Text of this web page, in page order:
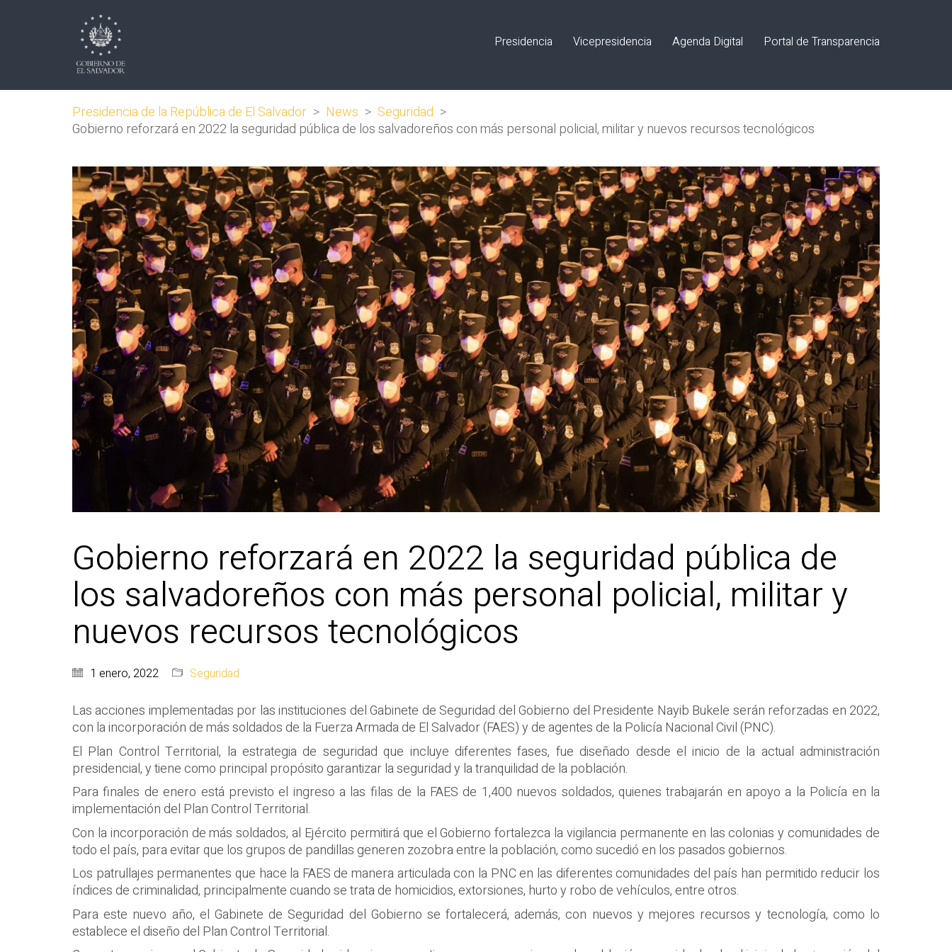
Presidencia Vicepresidencia Agenda Digital Portal de Transparencia
Presidencia de la República de El Salvador > News > Seguridad >
Gobierno reforzará en 2022 la seguridad pública de los salvadoreños con más personal policial, militar y nuevos recursos tecnológicos
Gobierno reforzará en 2022 la seguridad pública de
los salvadoreños con más personal policial, militar y
nuevos recursos tecnológicos
1 enero, 2022 Seguridad
Las acciones implementadas por las instituciones del Gabinete de Seguridad del Gobierno del Presidente Nayib Bukele serán reforzadas en 2022,
con la incorporación de más soldados de la Fuerza Armada de El Salvador (FAES) y de agentes de la Policía Nacional Civil (PNC).
El Plan Control Territorial, la estrategia de seguridad que incluye diferentes fases, fue diseñado desde el inicio de la actual administración
presidencial, y tiene como principal propósito garantizar la seguridad y la tranquilidad de la población.
Para finales de enero está previsto el ingreso a las filas de la FAES de 1,400 nuevos soldados, quienes trabajarán en apoyo a la Policía en la
implementación del Plan Control Territorial.
Con la incorporación de más soldados, al Ejército permitirá que el Gobierno fortalezca la vigilancia permanente en las colonias y comunidades de
todo el país, para evitar que los grupos de pandillas generen zozobra entre la población, como sucedió en los pasados gobiernos.
Los patrullajes permanentes que hace la FAES de manera articulada con la PNC en las diferentes comunidades del país han permitido reducir los
índices de criminalidad, principalmente cuando se trata de homicidios, extorsiones, hurto y robo de vehículos, entre otros.
Para este nuevo año, el Gabinete de Seguridad del Gobierno se fortalecerá, además, con nuevos y mejores recursos y tecnología, como lo
establece el diseño del Plan Control Territorial.